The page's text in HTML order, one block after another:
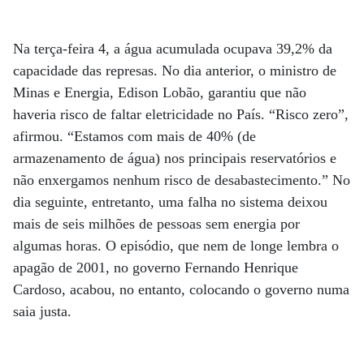
Na terça-feira 4, a água acumulada ocupava 39,2% da
capacidade das represas. No dia anterior, o ministro de
Minas e Energia, Edison Lobão, garantiu que não
haveria risco de faltar eletricidade no País. “Risco zero”,
afirmou. “Estamos com mais de 40% (de
armazenamento de água) nos principais reservatórios e
não enxergamos nenhum risco de desabastecimento.” No
dia seguinte, entretanto, uma falha no sistema deixou
mais de seis milhões de pessoas sem energia por
algumas horas. O episódio, que nem de longe lembra o
apagão de 2001, no governo Fernando Henrique
Cardoso, acabou, no entanto, colocando o governo numa
saia justa.